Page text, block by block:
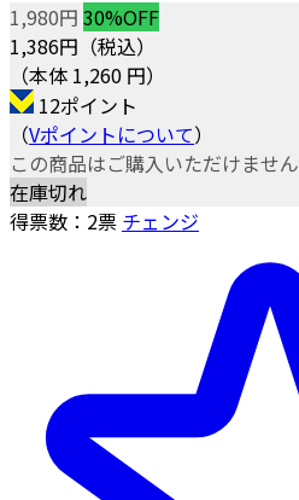
1,980円 30%OFF
1,386円（税込）
（本体 1,260 円）
12ポイント
（Vポイントについて）
この商品はご購入いただけません
在庫切れ
得票数： 2票 チェンジ